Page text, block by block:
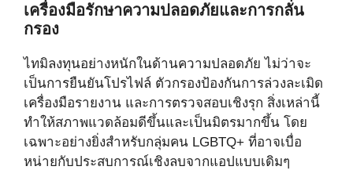
เครื่องมือรักษาความปลอดภัยและการกลั่น
กรอง
ไทมิลงทุนอย่างหนักในด้านความปลอดภัย ไม่ว่าจะ
เป็นการยืนยันโปรไฟล์ ตัวกรองป้องกันการล่วงละเมิด
เครื่องมือรายงาน และการตรวจสอบเชิงรุก สิ่งเหล่านี้
ทำให้สภาพแวดล้อมดีขึ้นและเป็นมิตรมากขึ้น โดย
เฉพาะอย่างยิ่งสำหรับกลุ่มคน LGBTQ+ ที่อาจเบื่อ
หน่ายกับประสบการณ์เชิงลบจากแอปแบบเดิมๆ